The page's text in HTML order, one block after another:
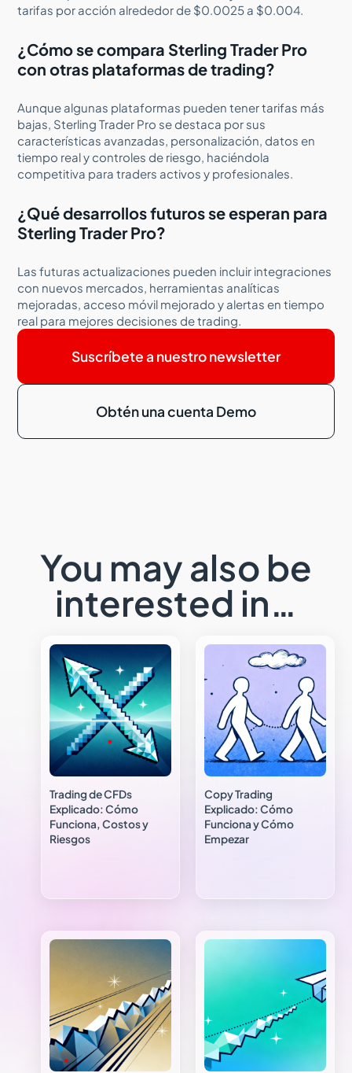
tarifas por acción alrededor de $0.0025 a $0.004.
¿Cómo se compara Sterling Trader Pro
con otras plataformas de trading?
Aunque algunas plataformas pueden tener tarifas más
bajas, Sterling Trader Pro se destaca por sus
características avanzadas, personalización, datos en
tiempo real y controles de riesgo, haciéndola
competitiva para traders activos y profesionales.
¿Qué desarrollos futuros se esperan para
Sterling Trader Pro?
Las futuras actualizaciones pueden incluir integraciones
con nuevos mercados, herramientas analíticas
mejoradas, acceso móvil mejorado y alertas en tiempo
real para mejores decisiones de trading.
Suscríbete a nuestro newsletter
Obtén una cuenta Demo
You may also be
interested in…
Trading de CFDs
Explicado: Cómo
Funciona, Costos y
Riesgos
Copy Trading
Explicado: Cómo
Funciona y Cómo
Empezar